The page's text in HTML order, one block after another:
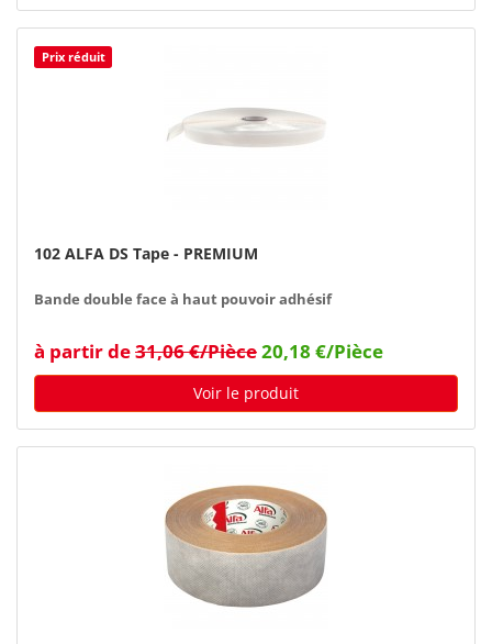
Prix réduit
102 ALFA DS Tape - PREMIUM
Bande double face à haut pouvoir adhésif
à partir de31,06 €/Pièce20,18 €/Pièce
Voir le produit